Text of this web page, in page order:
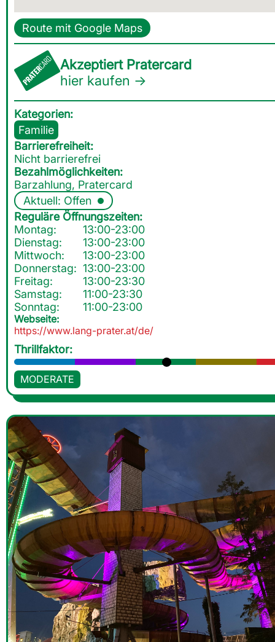
Route mit Google Maps
Akzeptiert Pratercard
hier kaufen →
Kategorien:
Familie
Barrierefreiheit:
Nicht barrierefrei
Bezahlmöglichkeiten:
Barzahlung, Pratercard
Aktuell: Offen
Reguläre Öffnungszeiten:
Montag:
13:00-23:00
Dienstag:
13:00-23:00
Mittwoch:
13:00-23:00
Donnerstag: 13:00-23:00
Freitag:
13:00-23:30
Samstag:
11:00-23:30
Sonntag:
11:00-23:00
Webseite:
https://www.lang-prater.at/de/
Thrillfaktor:
MODERATE